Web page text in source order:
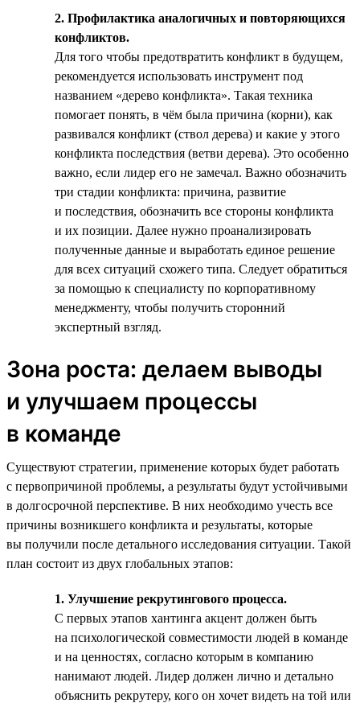
2. Профилактика аналогичных и повторяющихся
конфликтов.
Для того чтобы предотвратить конфликт в будущем,
рекомендуется использовать инструмент под
названием «дерево конфликта». Такая техника
помогает понять, в чём была причина (корни), как
развивался конфликт (ствол дерева) и какие у этого
конфликта последствия (ветви дерева). Это особенно
важно, если лидер его не замечал. Важно обозначить
три стадии конфликта: причина, развитие
и последствия, обозначить все стороны конфликта
и их позиции. Далее нужно проанализировать
полученные данные и выработать единое решение
для всех ситуаций схожего типа. Следует обратиться
за помощью к специалисту по корпоративному
менеджменту, чтобы получить сторонний
экспертный взгляд.
Зона роста: делаем выводы
и улучшаем процессы
в команде
Существуют стратегии, применение которых будет работать
с первопричиной проблемы, а результаты будут устойчивыми
в долгосрочной перспективе. В них необходимо учесть все
причины возникшего конфликта и результаты, которые
вы получили после детального исследования ситуации. Такой
план состоит из двух глобальных этапов:
1. Улучшение рекрутингового процесса.
С первых этапов хантинга акцент должен быть
на психологической совместимости людей в команде
и на ценностях, согласно которым в компанию
нанимают людей. Лидер должен лично и детально
объяснить рекрутеру, кого он хочет видеть на той или